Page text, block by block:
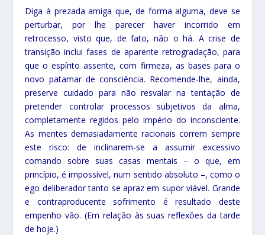
Diga à prezada amiga que, de forma alguma, deve se
perturbar, por lhe parecer haver incorrido em
retrocesso, visto que, de fato, não o há. A crise de
transição inclui fases de aparente retrogradação, para
que o espírito assente, com firmeza, as bases para o
novo patamar de consciência. Recomende-lhe, ainda,
preserve cuidado para não resvalar na tentação de
pretender controlar processos subjetivos da alma,
completamente regidos pelo império do inconsciente.
As mentes demasiadamente racionais correm sempre
este risco: de inclinarem-se a assumir excessivo
comando sobre suas casas mentais – o que, em
princípio, é impossível, num sentido absoluto –, como o
ego deliberador tanto se apraz em supor viável. Grande
e contraproducente sofrimento é resultado deste
empenho vão. (Em relação às suas reflexões da tarde
de hoje.)